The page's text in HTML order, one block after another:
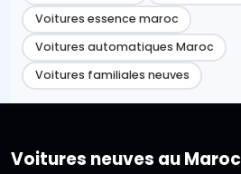
Voitures essence maroc
Voitures automatiques Maroc
Voitures familiales neuves
Voitures neuves au Maroc